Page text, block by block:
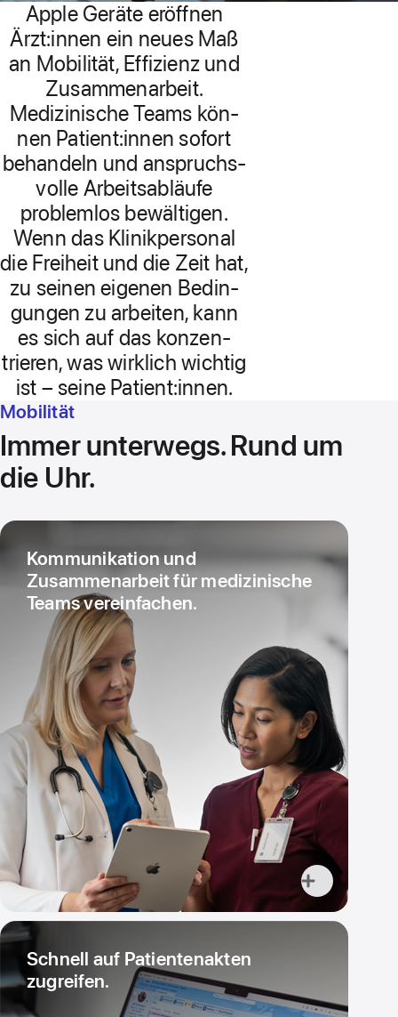
Apple Geräte eröffnen
Ärzt:innen ein neues Maß
an Mobilität, Effizienz und
Zu­sam­men­arbeit.
Medizinische Teams kön­
nen Patient:innen sofort
behandeln und anspruchs­
volle Arbeits­abläufe
problem­los bewältigen.
Wenn das Klinik­personal
die Freiheit und die Zeit hat,
zu seinen eigenen Bedin­
gungen zu arbeiten, kann
es sich auf das kon­zen­
trieren, was wirklich wichtig
ist – seine Patient:innen.
Mobilität
Immer unter­wegs.Rund um
die Uhr.
Kommu­ni­kation und
Zusammenarbeit für medizinische
Teams vereinfachen.
Weitere
Infos,
kation
Schnell auf Patientenakten
zugreifen.